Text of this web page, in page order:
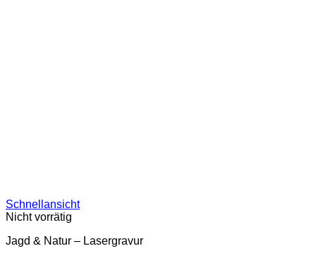
Schnellansicht
Nicht vorrätig
Jagd & Natur – Lasergravur